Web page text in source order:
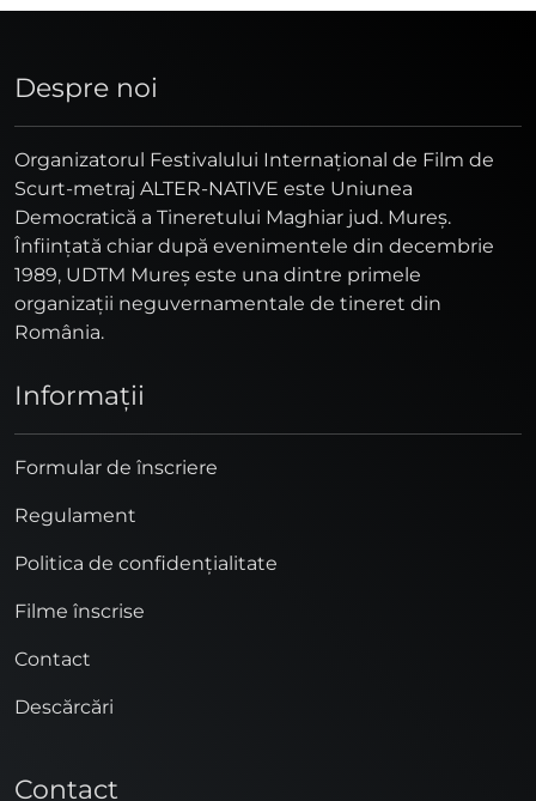
Despre noi
Organizatorul Festivalului Internaţional de Film de
Scurt-metraj ALTER-NATIVE este Uniunea
Democratică a Tineretului Maghiar jud. Mureş.
Înfiinţată chiar după evenimentele din decembrie
1989, UDTM Mureş este una dintre primele
organizaţii neguvernamentale de tineret din
România.
Informaţii
Formular de înscriere
Regulament
Politica de confidențialitate
Filme înscrise
Contact
Descărcări
Contact